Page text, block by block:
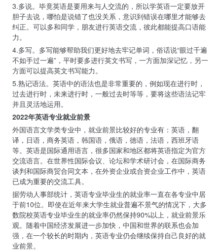
3.多说。毕竟英语是要用来与人交流的，所以学英语一定要放开
胆子去说，哪怕是说错了也没关系，意识到错误在哪里才能够去
纠正。可以多和同学，朋友进行英语交流，彼此都能提高口语能
力。
4.多写。多写能够帮助我们更好地去牢记单词，俗话说“眼过千遍
不如手过一遍”，平时要多进行英文书写，一方面加深记忆，另一
方面可以提高英文书写能力。
5.熟记语法。英语中的语法也是非常重要的，例如现在进行时，
过去进行时，未来进行时，一般过去时等等，要将这些语法记牢
并且灵活地运用。
2022年英语专业就业前景
外国语言文学类专业中，就业前景比较好的专业有：英语，翻
译，日语，商务英语，韩国语，俄语，德语，法语，西班牙语
等。英语是国际通用语言，很多国家和地区都将英语指定为官方
交流语言。在世界性国际会议、论坛和学术研讨会，在国际商务
谈判和国际商贸合同文本，在外资企业或合资企业工作中，英语
已成为重要的交流工具。
据劳动人事部统计，英语专业毕业生的就业率一直在各专业中居
于前10位。即使在近年来大学生就业普遍不景气的情况下，大多
数院校英语专业毕业生的就业率仍然保持90%以上，就业前景乐
观。随着中国经济发展进一步加快，中国和世界的联系也会加
强，在一个较长的时期内，英语专业仍会继续保持自己良好的就
业前景。